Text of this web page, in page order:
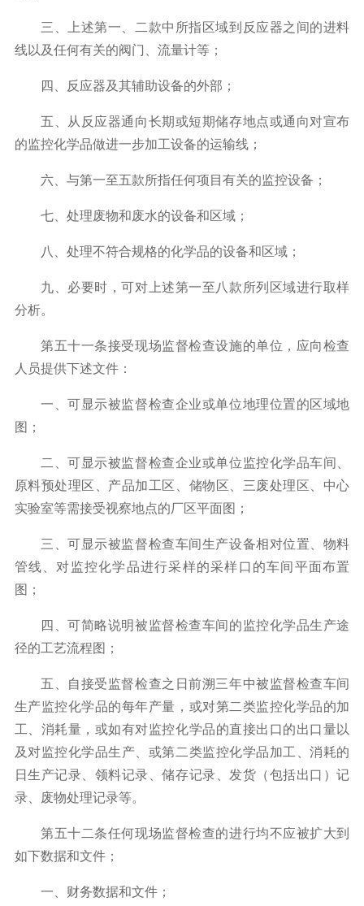
三、上述第一、二款中所指区域到反应器之间的进料
线以及任何有关的阀门、流量计等；
四、反应器及其辅助设备的外部；
五、从反应器通向长期或短期储存地点或通向对宣布
的监控化学品做进一步加工设备的运输线；
六、与第一至五款所指任何项目有关的监控设备；
七、处理废物和废水的设备和区域；
八、处理不符合规格的化学品的设备和区域；
九、必要时，可对上述第一至八款所列区域进行取样
分析。
第五十一条接受现场监督检查设施的单位，应向检查
人员提供下述文件：
一、可显示被监督检查企业或单位地理位置的区域地
图；
二、可显示被监督检查企业或单位监控化学品车间、
原料预处理区、产品加工区、储物区、三废处理区、中心
实验室等需接受视察地点的厂区平面图；
三、可显示被监督检查车间生产设备相对位置、物料
管线、对监控化学品进行采样的采样口的车间平面布置
图；
四、可简略说明被监督检查车间的监控化学品生产途
径的工艺流程图；
五、自接受监督检查之日前溯三年中被监督检查车间
生产监控化学品的每年产量，或对第二类监控化学品的加
工、消耗量，或如有对监控化学品的直接出口的出口量以
及对监控化学品生产、或第二类监控化学品加工、消耗的
日生产记录、领料记录、储存记录、发货（包括出口）记
录、废物处理记录等。
第五十二条任何现场监督检查的进行均不应被扩大到
如下数据和文件；
一、财务数据和文件；